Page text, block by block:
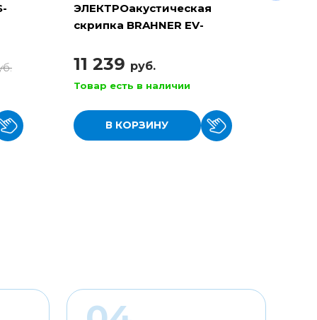
ЭЛЕКТРОакустическая
скрипка BRAHNER EV-
11 239 руб.
Товар есть в наличии
В КОРЗИНУ